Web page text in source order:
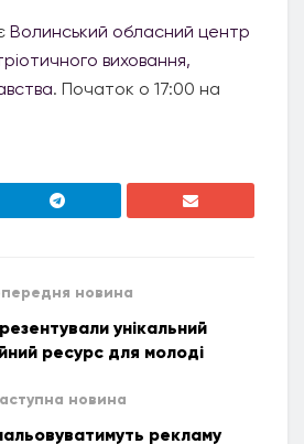
Волинський обласний центр
виховання,
. Початок о 17:00 на
новина
унікальний
ресурс для молоді
новина
рекламу